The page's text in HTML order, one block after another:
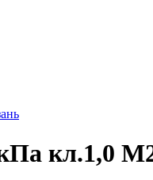
кл.1,0